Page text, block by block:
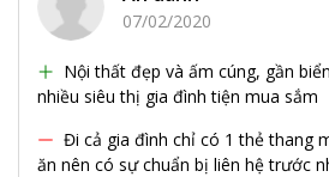
07/02/2020
Nội thất đẹp và ấm cúng, gần
nhiều siêu thị gia đình tiện mua sắm
Đi cả gia đình chỉ có 1 thẻ thang
ăn nên có sự chuẩn bị liên hệ trước